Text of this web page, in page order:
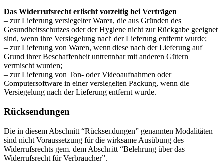
Das Widerrufsrecht erlischt vorzeitig bei Verträgen
– zur Lieferung versiegelter Waren, die aus Gründen des
Gesundheitsschutzes oder der Hygiene nicht zur Rückgabe geeignet
sind, wenn ihre Versiegelung nach der Lieferung entfernt wurde;
– zur Lieferung von Waren, wenn diese nach der Lieferung auf
Grund ihrer Beschaffenheit untrennbar mit anderen Gütern
vermischt wurden;
– zur Lieferung von Ton- oder Videoaufnahmen oder
Computersoftware in einer versiegelten Packung, wenn die
Versiegelung nach der Lieferung entfernt wurde.
Rücksendungen
Die in diesem Abschnitt “Rücksendungen” genannten Modalitäten
sind nicht Voraussetzung für die wirksame Ausübung des
Widerrufsrechts gem. dem Abschnitt “Belehrung über das
Widerrufsrecht für Verbraucher”.